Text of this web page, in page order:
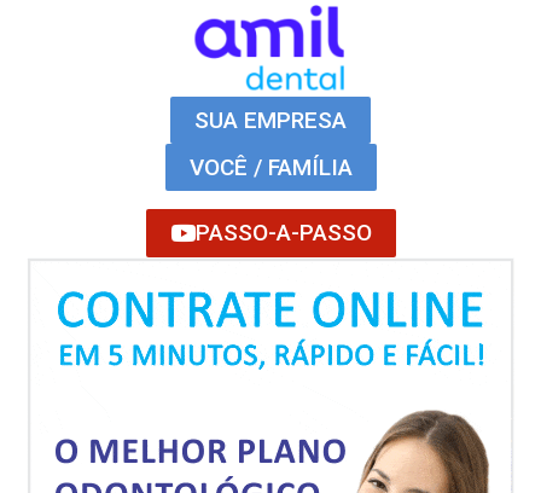
SUA EMPRESA
VOCÊ / FAMÍLIA
PASSO-A-PASSO